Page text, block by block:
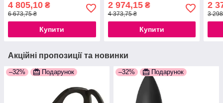
4 805,10 ₴
6 673,75 ₴
Купити
2 974,15₴
4 373,75 ₴
Купити
2
3
Акційні пропозиції та новинки
–32% Подарунок –32% Подарунок